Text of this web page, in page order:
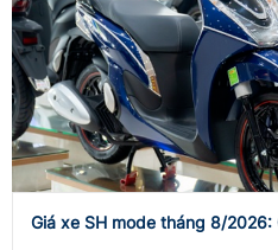
Giá xe SH mode tháng 8/